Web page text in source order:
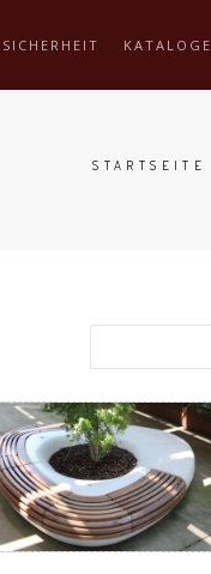
SICHERHEIT KATALOGE
STARTSEITE